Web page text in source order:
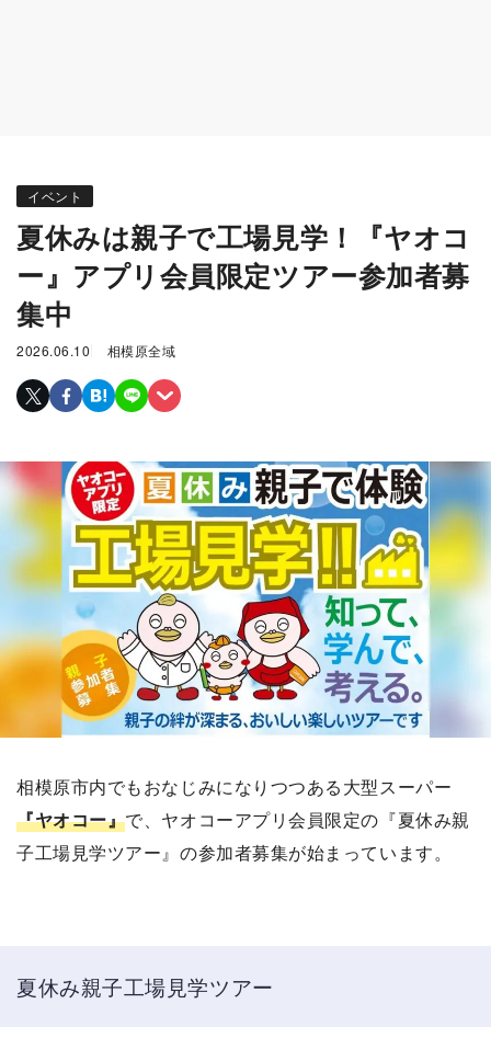
イベント
夏休みは親子で工場見学！『ヤオコ
ー』アプリ会員限定ツアー参加者募
集中
2026.06.10 相模原全域
相模原市内でもおなじみになりつつある大型スーパー
『ヤオコー』で、ヤオコーアプリ会員限定の『夏休み親
子工場見学ツアー』の参加者募集が始まっています。
夏休み親子工場見学ツアー